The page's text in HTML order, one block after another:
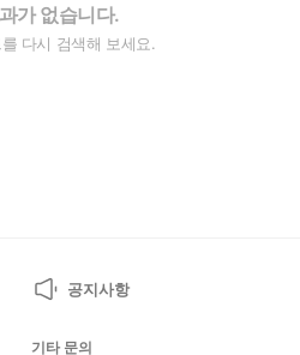
가 없습니다.
다시 검색해 보세요.
공지사항
기타 문의